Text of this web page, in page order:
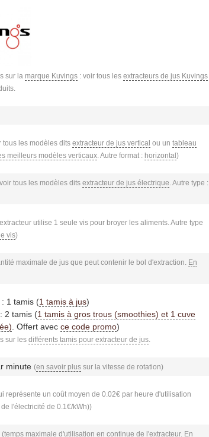
sur la marque Kuvings: voir tous les extracteurs de jus Kuvings
tous les modèles dits extracteur de jus vertical ou un tableau
meilleurs modèles verticaux. Autre format : horizontal )
tous les modèles dits extracteur de jus électrique. Autre type :
utilise 1 seule vis pour broyer les aliments. Autre type
vis)
maximale de jus que peut contenir le bol d'extraction. En
1 tamis (1 tamis à jus)
: 2 tamis (1 tamis à gros trous (smoothies) et 1 cuve
. Offert avec ce code promo)
sur les différents tamis pour extracteur de jus.
minute (en savoir plussur la vitesse de rotation)
représente un coût moyen de 0.02€ par heure d'utilisation
l'électricité de 0.1€/kWh))
(temps maximale d'utilisation en continue de l'extracteur. En